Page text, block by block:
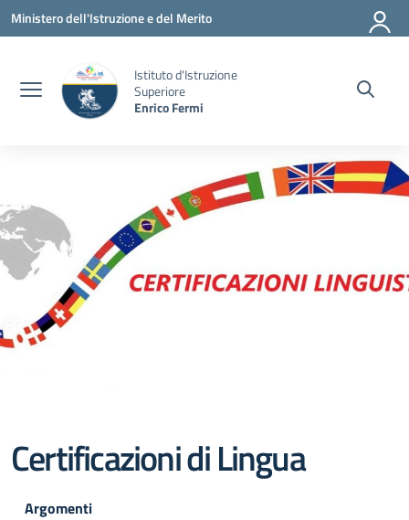
Vai ai contenuti
Vai al menu di navigazione
Vai al footer
Ministero dell'Istruzione e del Merito
Istituto d'Istruzione
Superiore
Enrico Fermi
Certificazioni di Lingua
Argomenti